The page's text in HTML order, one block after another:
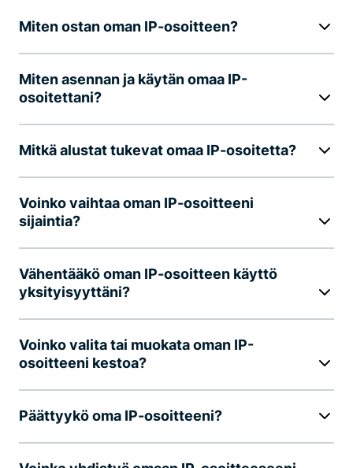
Miten ostan oman IP-osoitteen?
Miten asennan ja käytän omaa IP-
osoitettani?
Mitkä alustat tukevat omaa IP-osoitetta?
Voinko vaihtaa oman IP-osoitteeni
sijaintia?
Vähentääkö oman IP-osoitteen käyttö
yksityisyyttäni?
Voinko valita tai muokata oman IP-
osoitteeni kestoa?
Päättyykö oma IP-osoitteeni?